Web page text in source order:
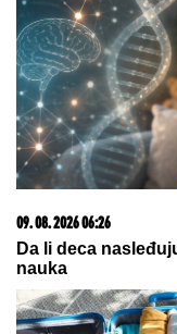
TEMPERATURNI
stepeni, pa nagli